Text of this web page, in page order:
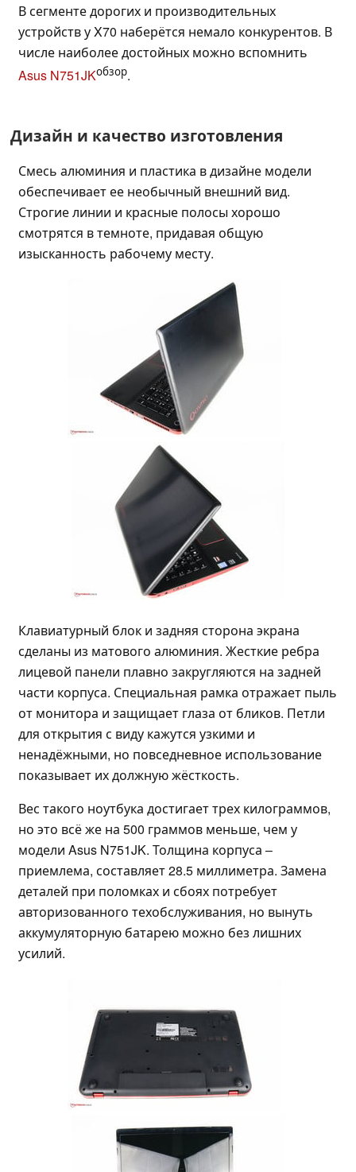
В сегменте дорогих и производительных
устройств у X70 наберётся немало конкурентов. В
числе наиболее достойных можно вспомнить
Asus N751JKобзор.
Дизайн и качество изготовления
Смесь алюминия и пластика в дизайне модели
обеспечивает ее необычный внешний вид.
Строгие линии и красные полосы хорошо
смотрятся в темноте, придавая общую
изысканность рабочему месту.
Клавиатурный блок и задняя сторона экрана
сделаны из матового алюминия. Жесткие ребра
лицевой панели плавно закругляются на задней
части корпуса. Специальная рамка отражает пыль
от монитора и защищает глаза от бликов. Петли
для открытия с виду кажутся узкими и
ненадёжными, но повседневное использование
показывает их должную жёсткость.
Вес такого ноутбука достигает трех килограммов,
но это всё же на 500 граммов меньше, чем у
модели Asus N751JK. Толщина корпуса –
приемлема, составляет 28.5 миллиметра. Замена
деталей при поломках и сбоях потребует
авторизованного техобслуживания, но вынуть
аккумуляторную батарею можно без лишних
усилий.